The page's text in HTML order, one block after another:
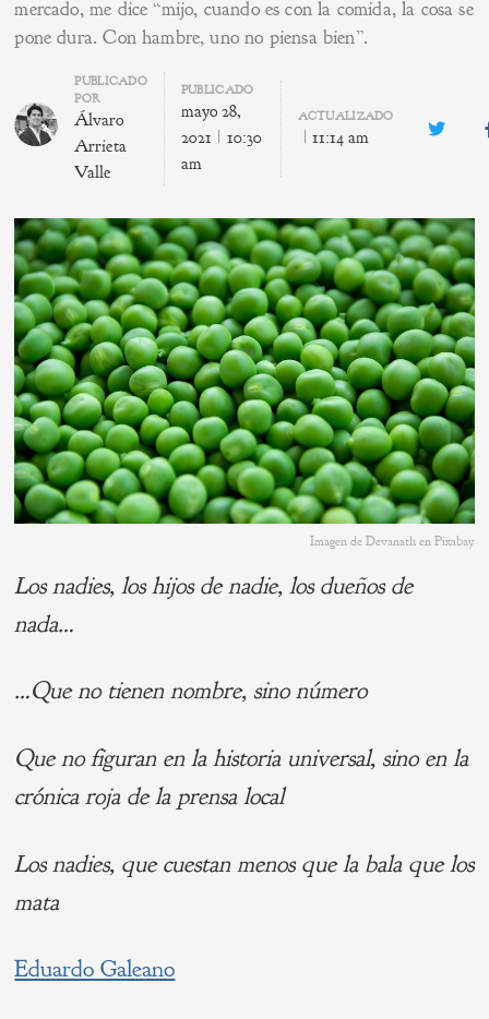
mercado, me dice “mijo, cuando es con la comida, la cosa se
pone dura. Con hambre, uno no piensa bien”.
Author
PUBLICADO
POR
Álvaro
Arrieta
Valle
PUBLICADO
mayo 28,
2021
10:30
am
ACTUALIZADO
11:14 am Twitter
Imagen de Devanath en Pixabay
Los nadies, los hijos de nadie, los dueños de
nada…
…Que no tienen nombre, sino número
Que no figuran en la historia universal, sino en la
crónica roja de la prensa local
Los nadies, que cuestan menos que la bala que los
mata
Eduardo Galeano